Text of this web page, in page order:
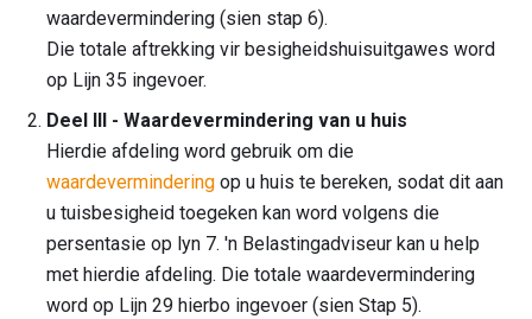
waardevermindering (sien stap 6).
Die totale aftrekking vir besigheidshuisuitgawes word
op Lijn 35 ingevoer.
Deel III - Waardevermindering van u huis
Hierdie afdeling word gebruik om die
waardevermindering op u huis te bereken, sodat dit aan
u tuisbesigheid toegeken kan word volgens die
persentasie op lyn 7. 'n Belastingadviseur kan u help
met hierdie afdeling. Die totale waardevermindering
word op Lijn 29 hierbo ingevoer (sien Stap 5).